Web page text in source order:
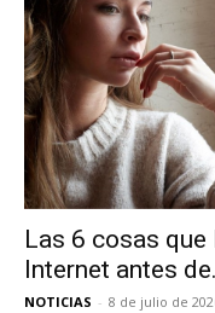
Las 6 cosas que
Internet antes
NOTICIAS - 8 de julio de